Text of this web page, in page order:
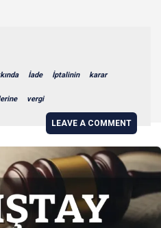
İade İptalinin karar
vergi
LEAVE A COMMENT